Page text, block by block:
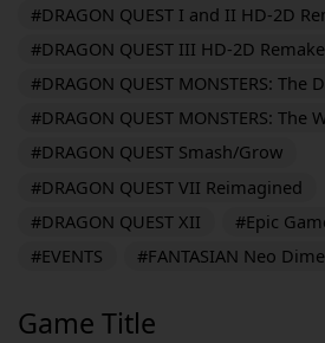
#DRAGON QUEST I and II HD-2D
#DRAGON QUEST III HD-2D Remake
#DRAGON QUEST MONSTERS: The
#DRAGON QUEST MONSTERS: The
#DRAGON QUEST Smash/Grow
#DRAGON QUEST VII Reimagined
#DRAGON QUEST XII
#Epic
#EVENTS
#FANTASIAN Neo
Game Title